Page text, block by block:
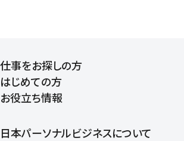
仕事をお探しの方
はじめての方
登録から就業開始までの流れ
お役立ち情報
日本パーソナルビジネスについて